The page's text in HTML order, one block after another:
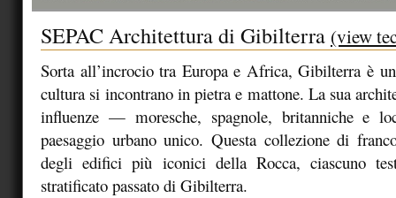
SEPAC Architettura di Gibilterra (view
Sorta all’incrocio tra Europa e Africa, Gibilterra è
cultura si incontrano in pietra e mattone. La sua
influenze — moresche, spagnole, britanniche e
paesaggio urbano unico. Questa collezione di
degli edifici più iconici della Rocca, ciascuno
stratificato passato di Gibilterra.